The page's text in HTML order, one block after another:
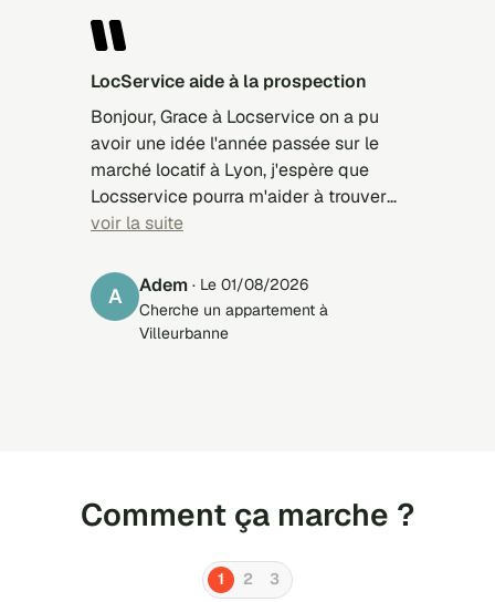
LocService aide à la prospection
Bonjour, Grace à Locservice on a pu
avoir une idée l'année passée sur le
marché locatif à Lyon, j'espère que
Locsservice pourra m'aider à trouver
un studio à Strasbourg pour la rentrée
voir la suite
A Adem · Le 01/08/2026
Cherche un appartement à
Villeurbanne
Comment ça marche ?
1 2 3